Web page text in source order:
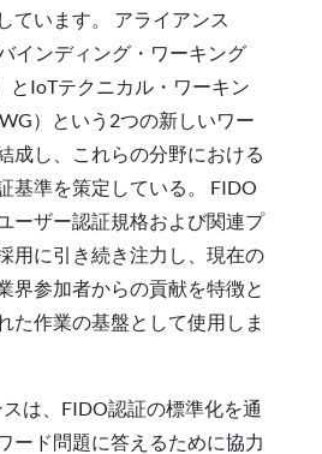
ています。 アライアンス
インディング・ワーキング
とIoTテクニカル・ワーキン
）という2つの新しいワー
成し、これらの分野における
基準を策定している。 FIDO
ーザー認証規格および関連プ
用に引き続き注力し、現在の
界参加者からの貢献を特徴と
た作業の基盤として使用しま
スは、FIDO認証の標準化を通
ード問題に答えるために協力